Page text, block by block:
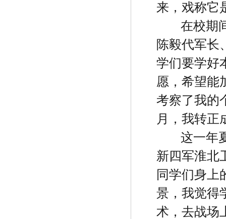
来，戏称它
在校期
陈毅代军长
学们要学好
愿，希望能
考察了我的
月，我转正
这一年
新四军淮北
同学们身上
景，我觉得
术，去战场